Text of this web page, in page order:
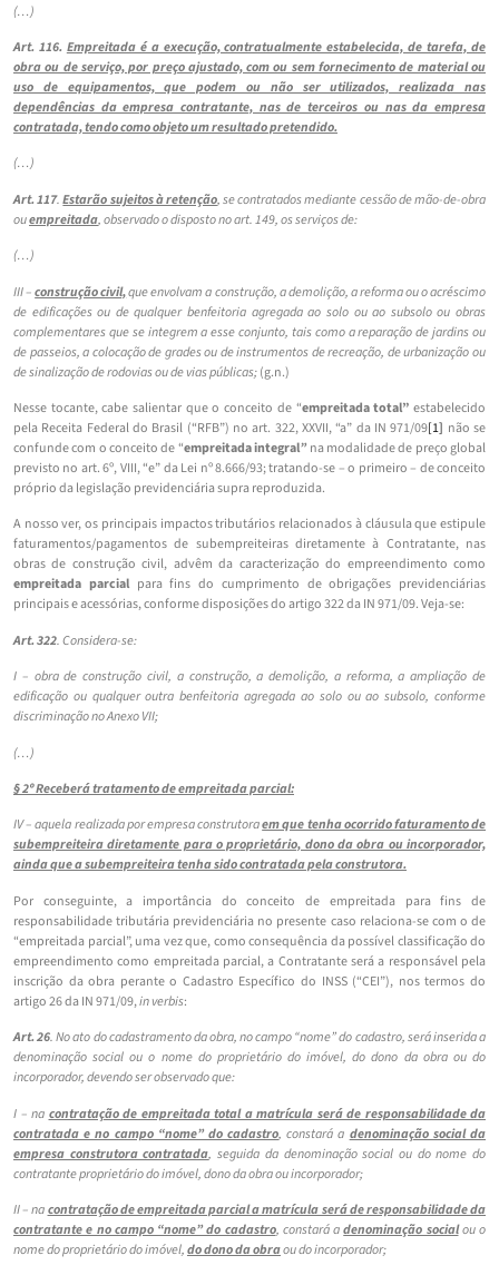
(…)
Art. 116. Empreitada é a execução, contratualmente estabelecida, de tarefa, de
obra ou de serviço, por preço ajustado, com ou sem fornecimento de material ou
uso de equipamentos, que podem ou não ser utilizados, realizada nas
dependências da empresa contratante, nas de terceiros ou nas da empresa
contratada, tendo como objeto um resultado pretendido.
(…)
Art. 117.Estarão sujeitos à retenção, se contratados mediante cessão de mão-de-obra
ouempreitada, observado o disposto no art. 149, os serviços de:
(…)
III –construção civil,que envolvam a construção, a demolição, a reforma ou o acréscimo
de edificações ou de qualquer benfeitoria agregada ao solo ou ao subsolo ou obras
complementares que se integrem a esse conjunto, tais como a reparação de jardins ou
de passeios, a colocação de grades ou de instrumentos de recreação, de urbanização ou
de sinalização de rodovias ou de vias públicas;(g.n.)
Nesse tocante, cabe salientar que o conceito de “empreitada total” estabelecido
pela Receita Federal do Brasil (“RFB”) no art. 322, XXVII, “a” da IN 971/09[1] não se
confunde com o conceito de “empreitada integral” na modalidade de preço global
previsto no art. 6º, VIII, “e” da Lei nº 8.666/93; tratando-se – o primeiro – de conceito
próprio da legislação previdenciária supra reproduzida.
A nosso ver, os principais impactos tributários relacionados à cláusula que estipule
faturamentos/pagamentos de subempreiteiras diretamente à Contratante, nas
obras de construção civil, advêm da caracterização do empreendimento como
empreitada parcialpara fins do cumprimento de obrigações previdenciárias
principais e acessórias, conforme disposições do artigo 322 da IN 971/09. Veja-se:
Art. 322. Considera-se:
I – obra de construção civil, a construção, a demolição, a reforma, a ampliação de
edificação ou qualquer outra benfeitoria agregada ao solo ou ao subsolo, conforme
discriminação no Anexo VII;
(…)
§ 2º Receberá tratamento de empreitada parcial:
IV – aquela realizada por empresa construtoraem que tenha ocorrido faturamento de
subempreiteira diretamente para o proprietário, dono da obra ou incorporador,
ainda que a subempreiteira tenha sido contratada pela construtora.
Por conseguinte, a importância do conceito de empreitada para fins de
responsabilidade tributária previdenciária no presente caso relaciona-se com o de
“empreitada parcial”, uma vez que, como consequência da possível classificação do
empreendimento como empreitada parcial, a Contratante será a responsável pela
inscrição da obra perante o Cadastro Específico do INSS (“CEI”), nos termos do
artigo 26 da IN 971/09,in verbis:
Art. 26. No ato do cadastramento da obra, no campo “nome” do cadastro, será inserida a
denominação social ou o nome do proprietário do imóvel, do dono da obra ou do
incorporador, devendo ser observado que:
I – na contratação de empreitada total a matrícula será de responsabilidade da
contratada e no campo “nome” do cadastro, constará a denominação social da
empresa construtora contratada, seguida da denominação social ou do nome do
contratante proprietário do imóvel, dono da obra ou incorporador;
II – nacontratação de empreitada parcial a matrícula será de responsabilidade da
contratante e no campo “nome” do cadastro, constará adenominação socialou o
nome do proprietário do imóvel,do dono da obraou do incorporador;